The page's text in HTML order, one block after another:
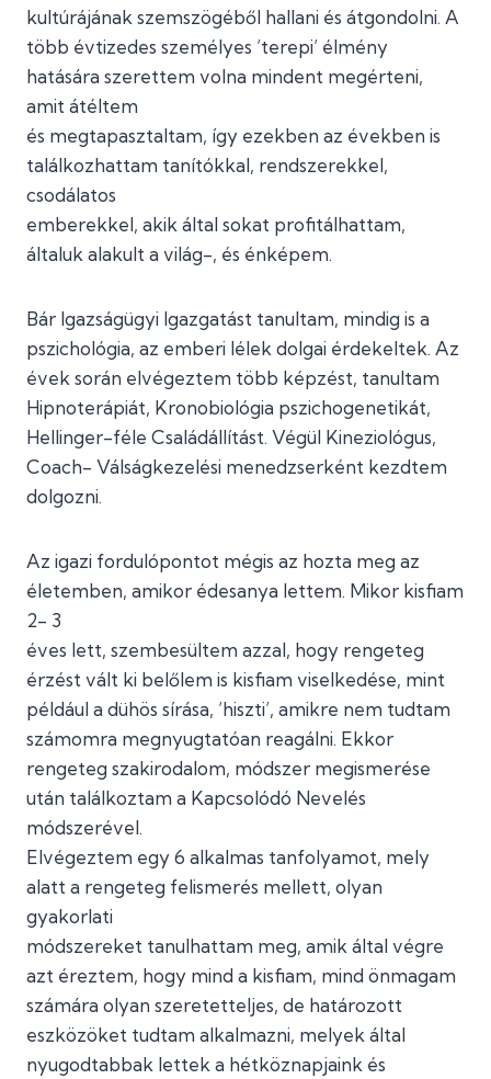
kultúrájának szemszögéből hallani és átgondolni. A
több évtizedes személyes ’terepi’ élmény
hatására szerettem volna mindent megérteni,
amit átéltem
és megtapasztaltam, így ezekben az években is
találkozhattam tanítókkal, rendszerekkel,
csodálatos
emberekkel, akik által sokat profitálhattam,
általuk alakult a világ-, és énképem.
Bár Igazságügyi Igazgatást tanultam, mindig is a
pszichológia, az emberi lélek dolgai érdekeltek. Az
évek során elvégeztem több képzést, tanultam
Hipnoterápiát, Kronobiológia pszichogenetikát,
Hellinger-féle Családállítást. Végül Kineziológus,
Coach- Válságkezelési menedzserként kezdtem
dolgozni.
Az igazi fordulópontot mégis az hozta meg az
életemben, amikor édesanya lettem. Mikor kisfiam
2- 3
éves lett, szembesültem azzal, hogy rengeteg
érzést vált ki belőlem is kisfiam viselkedése, mint
például a dühös sírása, ’hiszti’, amikre nem tudtam
számomra megnyugtatóan reagálni. Ekkor
rengeteg szakirodalom, módszer megismerése
után találkoztam a Kapcsolódó Nevelés
módszerével.
Elvégeztem egy 6 alkalmas tanfolyamot, mely
alatt a rengeteg felismerés mellett, olyan
gyakorlati
módszereket tanulhattam meg, amik által végre
azt éreztem, hogy mind a kisfiam, mind önmagam
számára olyan szeretetteljes, de határozott
eszközöket tudtam alkalmazni, melyek által
nyugodtabbak lettek a hétköznapjaink és